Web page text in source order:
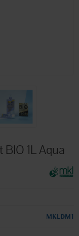
1L Aqua
MKLDM1